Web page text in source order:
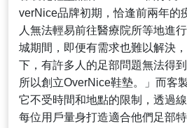
verNice品牌初期，恰逢前兩年的
人無法輕易前往醫療院所等地進
城期間，即便有需求也難以解決
下，有許多人的足部問題無法得
所以創立OverNice鞋墊。」而客
它不受時間和地點的限制，透過
每位用戶量身打造適合他們足部